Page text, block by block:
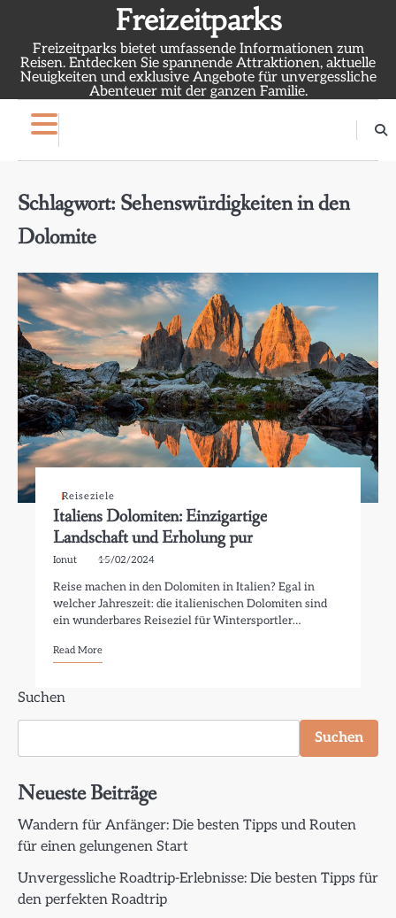
content
Freizeitparks
Freizeitparks bietet umfassende Informationen zum
Reisen. Entdecken Sie spannende Attraktionen, aktuelle
Neuigkeiten und exklusive Angebote für unvergessliche
Abenteuer mit der ganzen Familie.
Schlagwort: Sehenswürdigkeiten in den
Dolomite
Reiseziele
Italiens Dolomiten: Einzigartige
Landschaft und Erholung pur
Ionut 15/02/2024
Reise machen in den Dolomiten in Italien? Egal in
welcher Jahreszeit: die italienischen Dolomiten sind
ein wunderbares Reiseziel für Wintersportler…
Read More
Suchen
Suchen
Neueste Beiträge
Wandern für Anfänger: Die besten Tipps und Routen
für einen gelungenen Start
Unvergessliche Roadtrip-Erlebnisse: Die besten Tipps für
den perfekten Roadtrip